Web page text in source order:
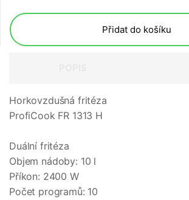
Přidat do košíku
Horkovzdušná fritéza
ProfiCook FR 1313 H
Duální fritéza
Objem nádoby: 10 l
Příkon: 2400 W
Počet programů: 10